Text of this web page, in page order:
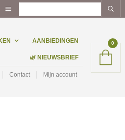
AANBIEDINGEN
🌿 NIEUWSBRIEF
Contact Mijn account
0